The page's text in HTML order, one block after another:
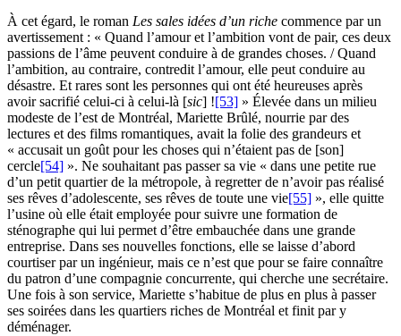
À cet égard, le roman Les sales idées d’un riche commence par un
avertissement : « Quand l’amour et l’ambition vont de pair, ces deux
passions de l’âme peuvent conduire à de grandes choses. / Quand
l’ambition, au contraire, contredit l’amour, elle peut conduire au
désastre. Et rares sont les personnes qui ont été heureuses après
avoir sacrifié celui-ci à celui-là [sic] ![53] » Élevée dans un milieu
modeste de l’est de Montréal, Mariette Brûlé, nourrie par des
lectures et des films romantiques, avait la folie des grandeurs et
« accusait un goût pour les choses qui n’étaient pas de [son]
cercle[54] ». Ne souhaitant pas passer sa vie « dans une petite rue
d’un petit quartier de la métropole, à regretter de n’avoir pas réalisé
ses rêves d’adolescente, ses rêves de toute une vie[55] », elle quitte
l’usine où elle était employée pour suivre une formation de
sténographe qui lui permet d’être embauchée dans une grande
entreprise. Dans ses nouvelles fonctions, elle se laisse d’abord
courtiser par un ingénieur, mais ce n’est que pour se faire connaître
du patron d’une compagnie concurrente, qui cherche une secrétaire.
Une fois à son service, Mariette s’habitue de plus en plus à passer
ses soirées dans les quartiers riches de Montréal et finit par y
déménager.